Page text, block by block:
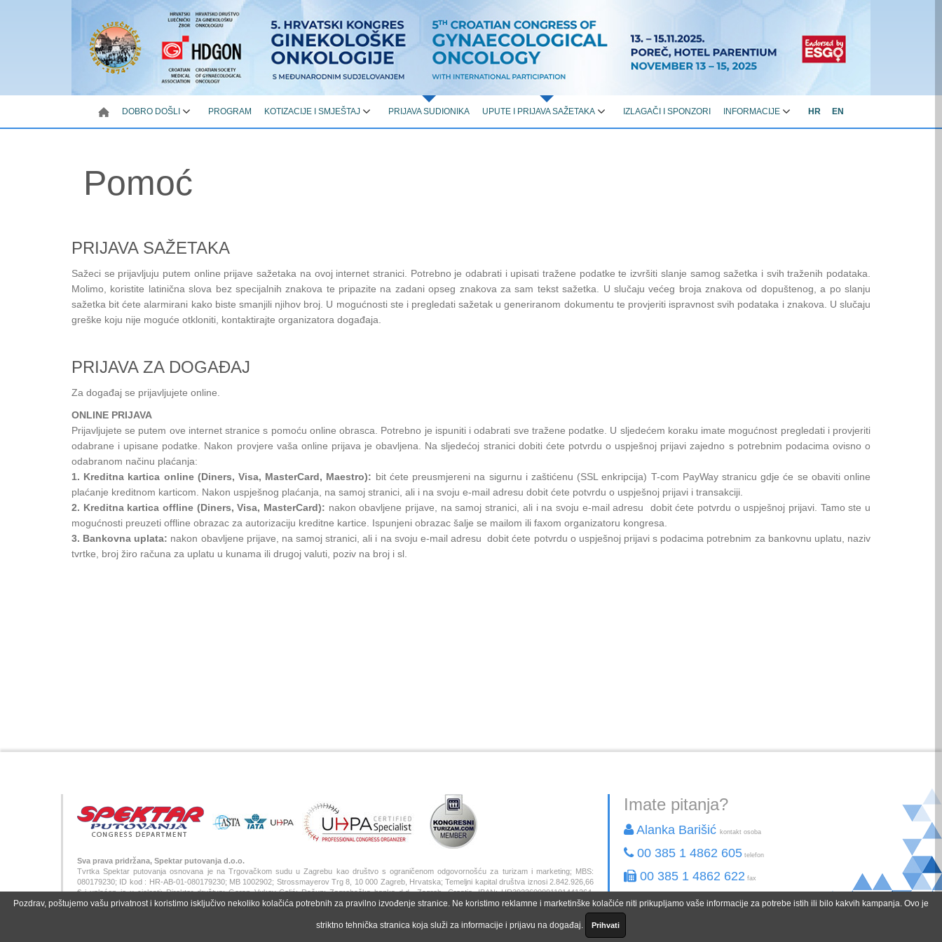
DOBRO DOŠLI PROGRAM KOTIZACIJE I SMJEŠTAJ PRIJAVA SUDIONIKA UPUTE I PRIJAVA SAŽETAKA IZLAGAČI I SPONZORI INFORMACIJE HR EN
Pomoć
PRIJAVA SAŽETAKA
Sažeci se prijavljuju putem online prijave sažetaka na ovoj internet stranici. Potrebno je odabrati i upisati tražene podatke te izvršiti slanje samog sažetka i svih traženih podataka.
Molimo, koristite latinična slova bez specijalnih znakova te pripazite na zadani opseg znakova za sam tekst sažetka. U slučaju većeg broja znakova od dopuštenog, a po slanju
sažetka bit ćete alarmirani kako biste smanjili njihov broj. U mogućnosti ste i pregledati sažetak u generiranom dokumentu te provjeriti ispravnost svih podataka i znakova. U slučaju
greške koju nije moguće otkloniti, kontaktirajte organizatora događaja.
PRIJAVA ZA DOGAĐAJ
Za događaj se prijavljujete online.
ONLINE PRIJAVA
Prijavljujete se putem ove internet stranice s pomoću online obrasca. Potrebno je ispuniti i odabrati sve tražene podatke. U sljedećem koraku imate mogućnost pregledati i provjeriti
odabrane i upisane podatke. Nakon provjere vaša online prijava je obavljena. Na sljedećoj stranici dobiti ćete potvrdu o uspješnoj prijavi zajedno s potrebnim podacima ovisno o
odabranom načinu plaćanja:
1. Kreditna kartica online (Diners, Visa, MasterCard, Maestro): bit ćete preusmjereni na sigurnu i zaštićenu (SSL enkripcija) T-com PayWay stranicu gdje će se obaviti online
plaćanje kreditnom karticom. Nakon uspješnog plaćanja, na samoj stranici, ali i na svoju e-mail adresu dobit ćete potvrdu o uspješnoj prijavi i transakciji.
2. Kreditna kartica offline (Diners, Visa, MasterCard): nakon obavljene prijave, na samoj stranici, ali i na svoju e-mail adresu dobit ćete potvrdu o uspješnoj prijavi. Tamo ste u
mogućnosti preuzeti offline obrazac za autorizaciju kreditne kartice. Ispunjeni obrazac šalje se mailom ili faxom organizatoru kongresa.
3. Bankovna uplata: nakon obavljene prijave, na samoj stranici, ali i na svoju e-mail adresu dobit ćete potvrdu o uspješnoj prijavi s podacima potrebnim za bankovnu uplatu, naziv
tvrtke, broj žiro računa za uplatu u kunama ili drugoj valuti, poziv na broj i sl.
Sva prava pridržana, Spektar putovanja d.o.o.
Tvrtka Spektar putovanja osnovana je na Trgovačkom sudu u Zagrebu kao društvo s ograničenom odgovornošću za turizam i marketing; MBS:
080179230; ID kod : HR-AB-01-080179230; MB 1002902; Strossmayerov Trg 8, 10 000 Zagreb, Hrvatska; Temeljni kapital društva iznosi 2.842.926,66
€ i uplaćen je u cjelosti; Direktor društva: Goran Vukov-Colić; Račun: Zagrebačka banka d.d., Zagreb, Croatia, IBAN: HR3923600001101441264,
SWIFT/BIC: ZABAHR2X;
Imate pitanja?
Alanka Barišić kontakt osoba
00 385 1 4862 605 telefon
00 385 1 4862 622 fax
alanka.barisic@spektar-holidays.hremail
Pozdrav, poštujemo vašu privatnost i koristimo isključivo nekoliko kolačića potrebnih za pravilno izvođenje stranice. Ne koristimo reklamne i marketinške kolačiće niti prikupljamo vaše informacije za potrebe istih ili bilo kakvih kampanja. Ovo je
striktno tehnička stranica koja služi za informacije i prijavu na događaj. Prihvati